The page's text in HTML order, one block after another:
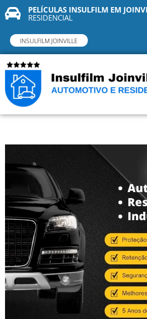
PELÍCULAS INSULFILM EM
RESIDENCIAL
INSULFILM JOINVILLE